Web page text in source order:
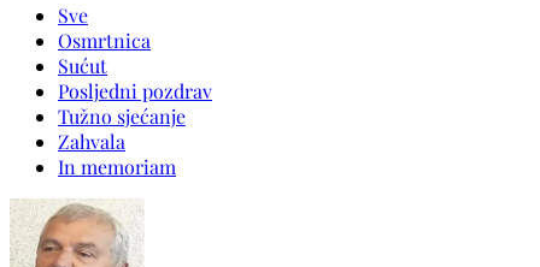
Sve
Osmrtnica
Sućut
Posljedni pozdrav
Tužno sjećanje
Zahvala
In memoriam